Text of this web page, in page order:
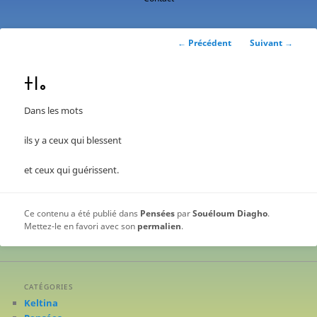
Navigation
← Précédent Suivant →
ⵜⵏⴰ
Dans les mots
ils y a ceux qui blessent
et ceux qui guérissent.
Ce contenu a été publié dans Pensées parSouéloum Diagho.
Mettez-le en favori avec son permalien.
CATÉGORIES
Keltina